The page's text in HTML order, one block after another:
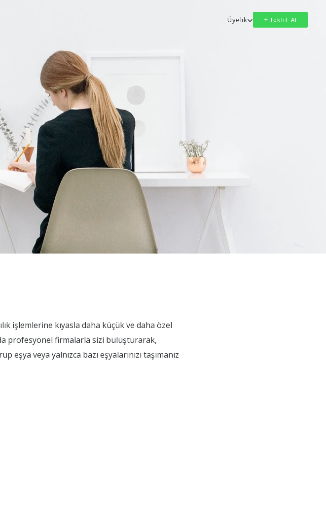
Üyelik Teklif Al
işlemlerine kıyasla daha küçük ve daha özel
profesyonel firmalarla sizi buluşturarak,
veya yalnızca bazı eşyalarınızı taşımanız